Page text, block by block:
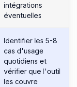
intégrations
éventuelles
Identifier les 5-8
cas d'usage
quotidiens et
vérifier que l'outil
les couvre